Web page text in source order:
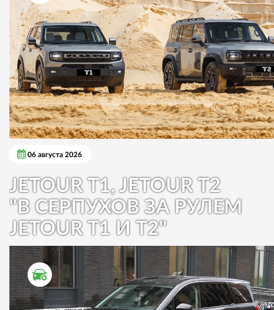
06 августа 2026
JETOUR T1, JETOUR T2
"В СЕРПУХОВ ЗА РУЛЕМ
JETOUR T1 И T2"
ТЕСТ ДРАЙВ